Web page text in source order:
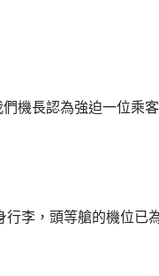
機長認為強迫一位乘
李，頭等艙的機位已